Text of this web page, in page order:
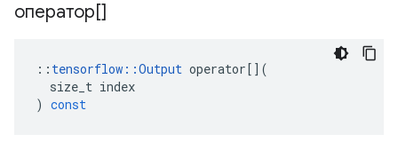
оператор[]
:: tensorflow ::Output operator[](
size_t index
) const